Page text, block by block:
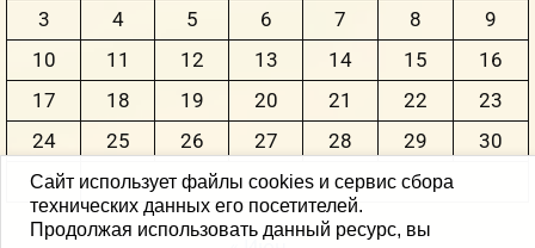
3
4 5 6 7 8
9
10
11 12 13 14 15
16
17
18 19 20 21 22
23
24
25 26 27 28 29
30
31
Сайт использует файлы cookies и сервис сбора
технических данных его посетителей.
Продолжая использовать данный ресурс, вы